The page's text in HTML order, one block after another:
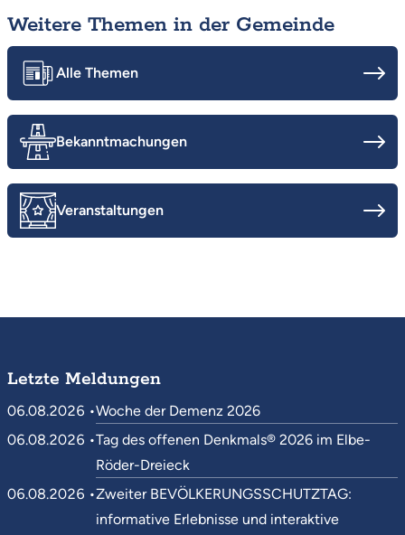
Weitere Themen in der Gemeinde
Alle Themen
Bekanntmachungen
Veranstaltungen
Letzte Meldungen
06.08.2026 •Woche der Demenz 2026
06.08.2026 •Tag des offenen Denkmals® 2026 im Elbe-
Röder-Dreieck
06.08.2026 •Zweiter BEVÖLKERUNGSSCHUTZTAG:
informative Erlebnisse und interaktive